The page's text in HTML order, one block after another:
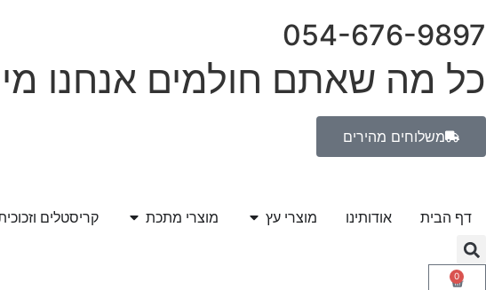
054-676-9897
כל מה שאתם חולמים אנחנו
משלוחים מהירים
דף הבית אודותינו מוצרי עץ מוצרי מתכת קריסטלים
0